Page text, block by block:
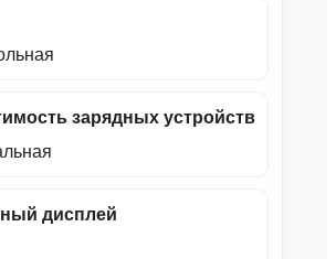
зарядных устройств
дисплей